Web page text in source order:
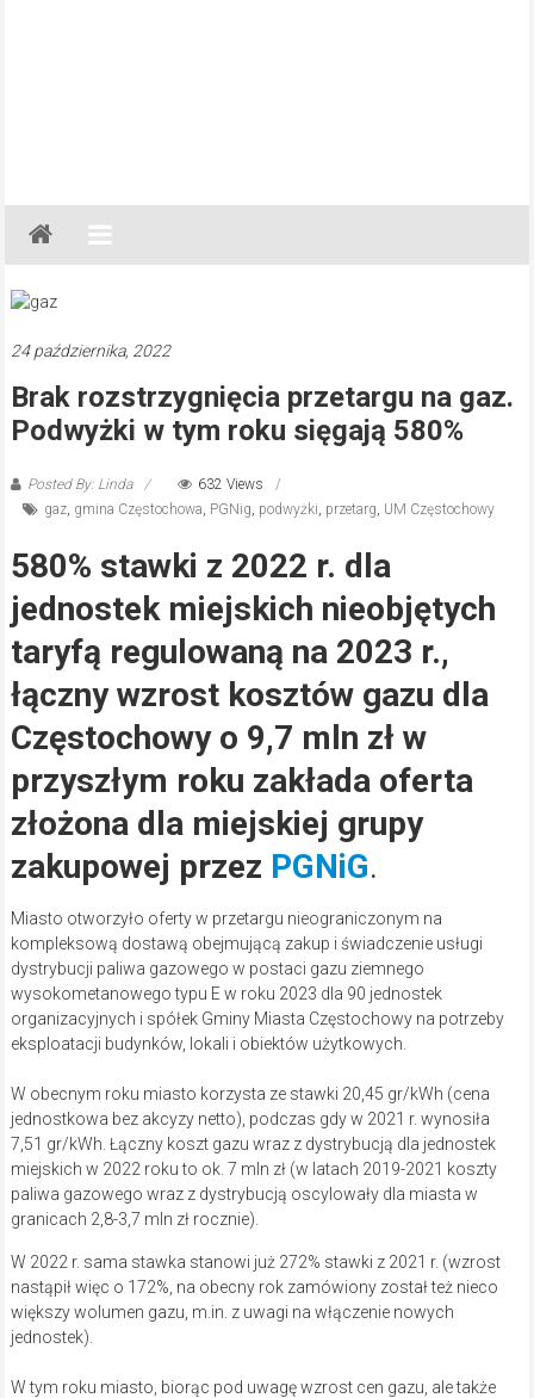
Gazeta
Regionalna
Częstochowa,
Lubliniec,
24 października, 2022
Brak rozstrzygnięcia przetargu na gaz.
Podwyżki w tym roku sięgają 580%
Posted By: Linda
632 Views
gaz, gmina Częstochowa, PGNig, podwyżki, przetarg, UM Częstochowy
580% stawki z 2022 r. dla
jednostek miejskich nieobjętych
taryfą regulowaną na 2023 r.,
łączny wzrost kosztów gazu dla
Częstochowy o 9,7 mln zł w
przyszłym roku zakłada oferta
złożona dla miejskiej grupy
zakupowej przez PGNiG.
Miasto otworzyło oferty w przetargu nieograniczonym na
kompleksową dostawą obejmującą zakup i świadczenie usługi
dystrybucji paliwa gazowego w postaci gazu ziemnego
wysokometanowego typu E w roku 2023 dla 90 jednostek
organizacyjnych i spółek Gminy Miasta Częstochowy na potrzeby
eksploatacji budynków, lokali i obiektów użytkowych.
W obecnym roku miasto korzysta ze stawki 20,45 gr/kWh (cena
jednostkowa bez akcyzy netto), podczas gdy w 2021 r. wynosiła
7,51 gr/kWh. Łączny koszt gazu wraz z dystrybucją dla jednostek
miejskich w 2022 roku to ok. 7 mln zł (w latach 2019-2021 koszty
paliwa gazowego wraz z dystrybucją oscylowały dla miasta w
granicach 2,8-3,7 mln zł rocznie).
W 2022 r. sama stawka stanowi już 272% stawki z 2021 r. (wzrost
nastąpił więc o 172%, na obecny rok zamówiony został też nieco
większy wolumen gazu, m.in. z uwagi na włączenie nowych
jednostek).
W tym roku miasto, biorąc pod uwagę wzrost cen gazu, ale także